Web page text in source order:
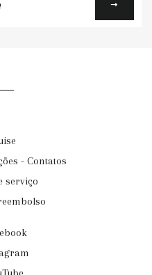
- Contatos
serviço